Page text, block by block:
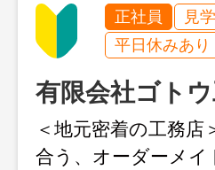
正社員 見
平日休みあり
有限会社ゴト
＜地元密着の工務
合う、オーダーメ